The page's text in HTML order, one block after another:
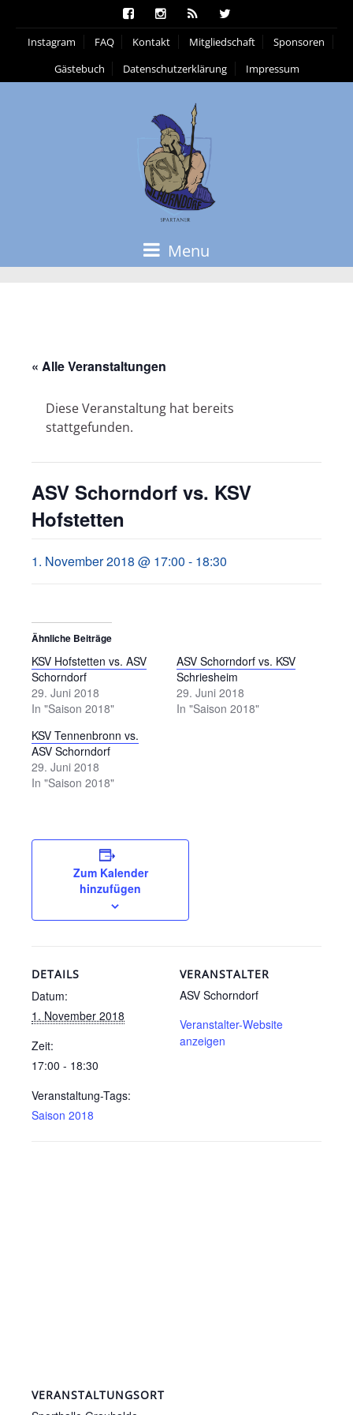
Instagram FAQ Kontakt Mitgliedschaft
Sponsoren
Gästebuch
Datenschutzerklärung Impressum
Menu
« Alle Veranstaltungen
Diese Veranstaltung hat bereits
stattgefunden.
ASV Schorndorf vs. KSV
Hofstetten
1. November 2018 @ 17:00 - 18:30
Ähnliche Beiträge
KSV Hofstetten vs. ASV
Schorndorf
29. Juni 2018
In "Saison 2018"
ASV Schorndorf vs. KSV
Schriesheim
29. Juni 2018
In "Saison 2018"
KSV Tennenbronn vs.
ASV Schorndorf
29. Juni 2018
In "Saison 2018"
Zum Kalender
hinzufügen
DETAILS
Datum:
1. November 2018
Zeit:
17:00 - 18:30
Veranstaltung-Tags:
Saison 2018
VERANSTALTER
ASV Schorndorf
Veranstalter-Website
anzeigen
VERANSTALTUNGSORT